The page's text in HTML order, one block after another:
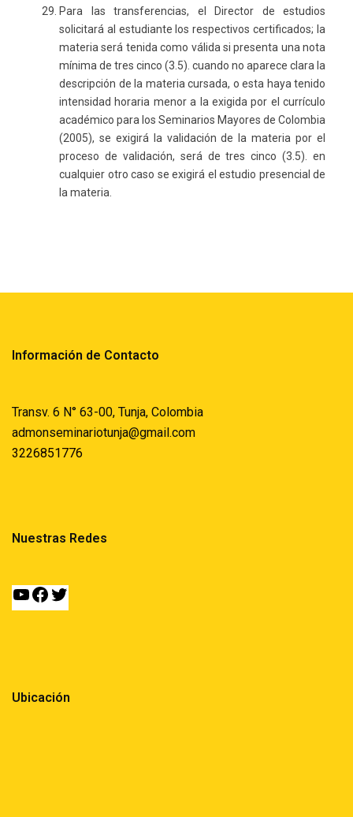
Para las transferencias, el Director de estudios
solicitará al estudiante los respectivos certificados; la
materia será tenida como válida si presenta una nota
mínima de tres cinco (3.5). cuando no aparece clara la
descripción de la materia cursada, o esta haya tenido
intensidad horaria menor a la exigida por el currículo
académico para los Seminarios Mayores de Colombia
(2005), se exigirá la validación de la materia por el
proceso de validación, será de tres cinco (3.5). en
cualquier otro caso se exigirá el estudio presencial de
la materia.
Información de Contacto
Transv. 6 N° 63-00, Tunja, Colombia
admonseminariotunja@gmail.com
3226851776
Nuestras Redes
Ubicación